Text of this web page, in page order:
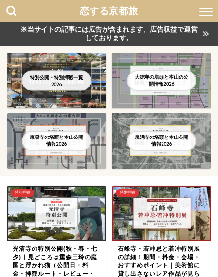
恋する京都旅
※当サイトの記事には広告が含まれます。広告収益で運営
しております。
特別公開・特別拝観一覧
2026
大徳寺の塔頭と本山の公
開情報2026
東福寺の塔頭と本山公開
情報2026
泉涌寺の塔頭と本山公開
情報2026
特別拝観
光清寺の特別公開(秋・春・七
夕)｜見どころは重森三玲の庭
園と浮かれ猫（公開日・料
金・拝観ルート・レビュー・
特別拝観
石峰寺・若冲忌と若冲特別展
の詳細！期間・料金・会場・
おすすめポイント｜美術館に
貸し出さないレア作品が見ら